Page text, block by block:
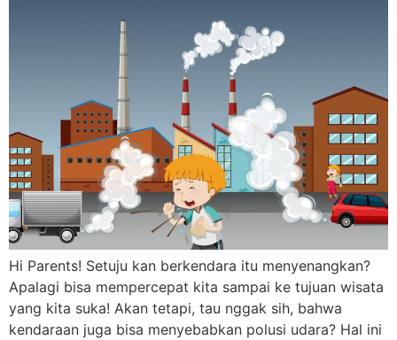
Hi Parents! Setuju kan berkendara itu menyenangkan?
Apalagi bisa mempercepat kita sampai ke tujuan wisata
yang kita suka! Akan tetapi, tau nggak sih, bahwa
kendaraan juga bisa menyebabkan polusi udara? Hal ini